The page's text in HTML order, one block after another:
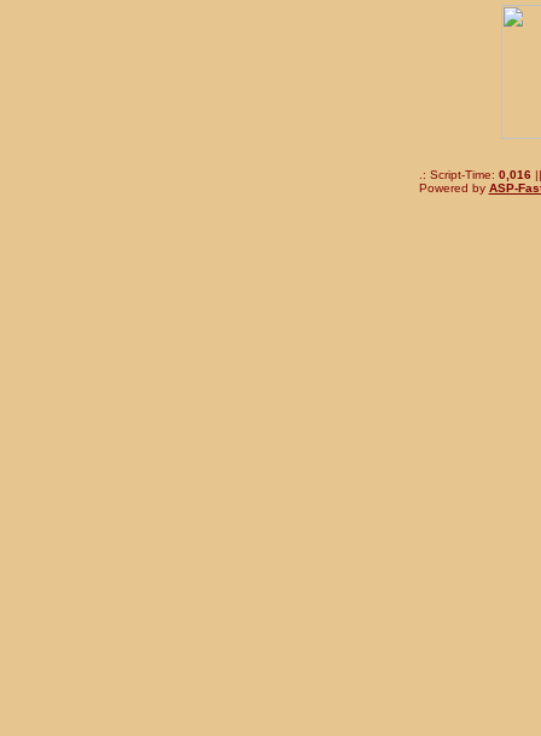
.: Script-Time: 0,016||
Powered by ASP-